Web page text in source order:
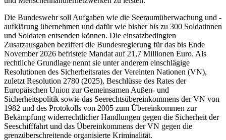
Die Bundeswehr soll Aufgaben wie die Seeraumüberwachung und -
aufklärung übernehmen und dafür wie bisher bis zu 300 Soldatinnen
und Soldaten entsenden können. Die einsatzbedingten
Zusatzausgaben beziffert die Bundesregierung für das bis Ende
November 2026 befristete Mandat auf 21,7 Millionen Euro. Als
rechtliche Grundlage nennt sie unter anderem einschlägige
Resolutionen des Sicherheitsrates der Vereinten Nationen (VN),
zuletzt Resolution 2780 (2025), Beschlüsse des Rates der
Europäischen Union zur Gemeinsamen Außen- und
Sicherheitspolitik sowie das Seerechtsübereinkommens der VN von
1982 und des Protokolls von 2005 zum Übereinkommen zur
Bekämpfung widerrechtlicher Handlungen gegen die Sicherheit der
Seeschifffahrt und das Übereinkommens der VN gegen die
grenzüberschreitende organisierte Kriminalität.